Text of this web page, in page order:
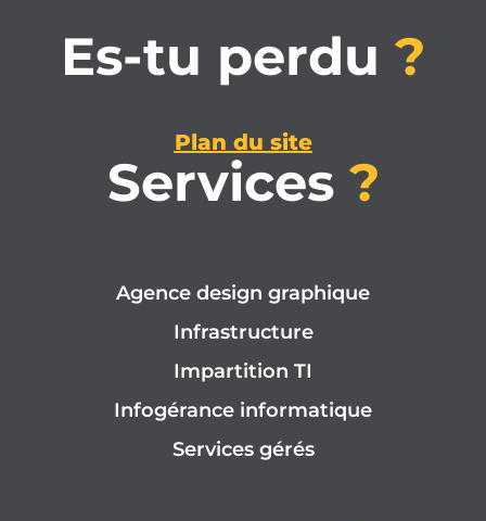
Es-tu perdu ?
Plan du site
Services ?
Agence design graphique
Infrastructure
Impartition TI
Infogérance informatique
Services gérés